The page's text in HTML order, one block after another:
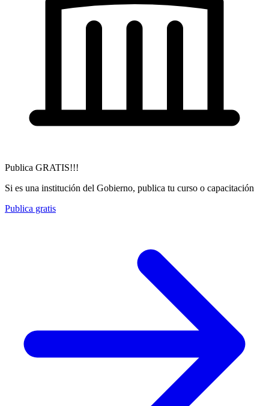
Publica GRATIS!!!
Si es una institución del Gobierno, publica tu curso o capacitación
Publica gratis